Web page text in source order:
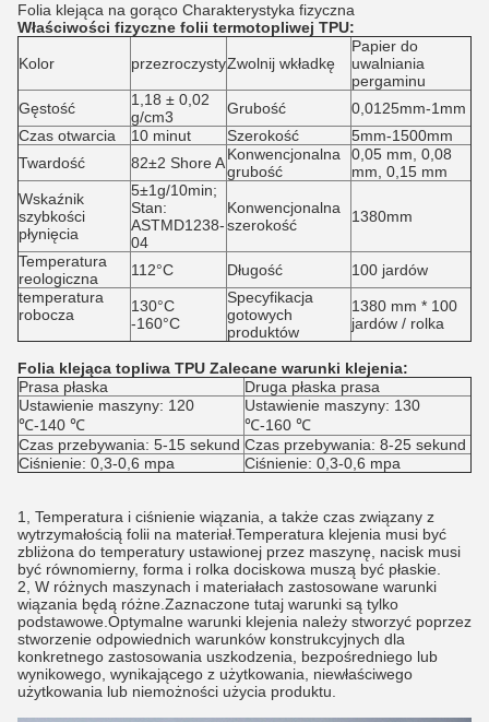
Folia klejąca na gorąco Charakterystyka fizyczna
Właściwości fizyczne folii termotopliwej TPU:
Kolor przezroczystyZwolnij wkładkę
Papier do
uwalniania
pergaminu
Gęstość
1,18 ± 0,02
g/cm3
Grubość
0,0125mm-1mm
Czas otwarcia
10 minut Szerokość
5mm-1500mm
Twardość
82±2 Shore AKonwencjonalna
grubość
0,05 mm, 0,08
mm, 0,15 mm
Wskaźnik
szybkości
płynięcia
5±1g/10min;
Stan:
ASTMD1238-
04
Konwencjonalna
szerokość
1380mm
Temperatura
reologiczna
112°C Długość
100 jardów
temperatura
robocza
130°C
-160°C
Specyfikacja
gotowych
produktów
1380 mm * 100
jardów / rolka
Folia klejąca topliwa TPU Zalecane warunki klejenia:
Prasa płaska
Druga płaska prasa
Ustawienie maszyny: 120
℃-140 ℃
Ustawienie maszyny: 130
℃-160 ℃
Czas przebywania: 5-15 sekund Czas przebywania: 8-25 sekund
Ciśnienie: 0,3-0,6 mpa
Ciśnienie: 0,3-0,6 mpa
1, Temperatura i ciśnienie wiązania, a także czas związany z
wytrzymałością folii na materiał.Temperatura klejenia musi być
zbliżona do temperatury ustawionej przez maszynę, nacisk musi
być równomierny, forma i rolka dociskowa muszą być płaskie.
2, W różnych maszynach i materiałach zastosowane warunki
wiązania będą różne.Zaznaczone tutaj warunki są tylko
podstawowe.Optymalne warunki klejenia należy stworzyć poprzez
stworzenie odpowiednich warunków konstrukcyjnych dla
konkretnego zastosowania uszkodzenia, bezpośredniego lub
wynikowego, wynikającego z użytkowania, niewłaściwego
użytkowania lub niemożności użycia produktu.